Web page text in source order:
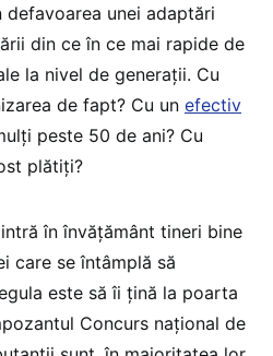
unei adaptări
din ce în ce mai rapide de
la nivel de generații. Cu
de fapt? Cu un efectiv
peste 50 de ani? Cu
plătiți?
în învățământ tineri bine
care se întâmplă să
este să îi țină la poarta
Concurs național de